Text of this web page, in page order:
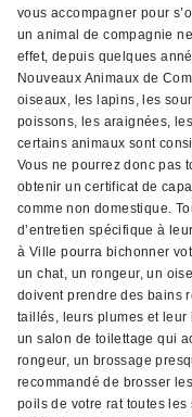
vous accompagner pour
un animal de compagnie
effet, depuis quelques
Nouveaux Animaux de
oiseaux, les lapins, les
poissons, les araignées,
certains animaux sont
Vous ne pourrez donc pas
obtenir un certificat de
comme non domestique.
d’entretien spécifique à
à Ville pourra bichonner
un chat, un rongeur, un
doivent prendre des bains
taillés, leurs plumes et leur
un salon de toilettage qui
rongeur, un brossage
recommandé de brosser
poils de votre rat toutes